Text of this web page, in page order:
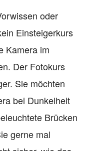
oder
Einsteigerkurs
Kamera im
Der Fotokurs
Sie möchten
bei Dunkelheit
Brücken
gerne mal